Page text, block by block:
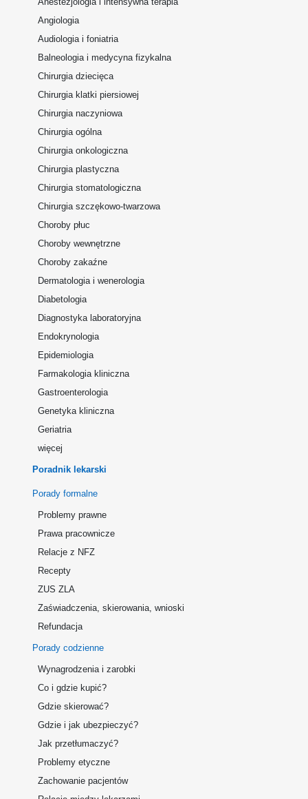
Angiologia
Audiologia i foniatria
Balneologia i medycyna fizykalna
Chirurgia dziecięca
Chirurgia klatki piersiowej
Chirurgia naczyniowa
Chirurgia ogólna
Chirurgia onkologiczna
Chirurgia plastyczna
Chirurgia stomatologiczna
Chirurgia szczękowo-twarzowa
Choroby płuc
Choroby wewnętrzne
Choroby zakaźne
Dermatologia i wenerologia
Diabetologia
Diagnostyka laboratoryjna
Endokrynologia
Epidemiologia
Farmakologia kliniczna
Gastroenterologia
Genetyka kliniczna
Geriatria
więcej
Poradnik lekarski
Porady formalne
Problemy prawne
Prawa pracownicze
Relacje z NFZ
Recepty
ZUS ZLA
Zaświadczenia, skierowania, wnioski
Refundacja
Porady codzienne
Wynagrodzenia i zarobki
Co i gdzie kupić?
Gdzie skierować?
Gdzie i jak ubezpieczyć?
Jak przetłumaczyć?
Problemy etyczne
Zachowanie pacjentów